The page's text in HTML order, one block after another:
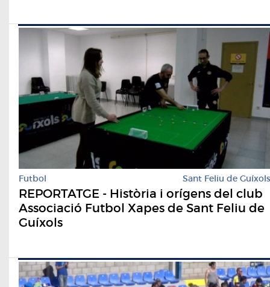
Futbol Sant Feliu de Guíxols
REPORTATGE - Història i orígens del club
Associació Futbol Xapes de Sant Feliu de
Guíxols